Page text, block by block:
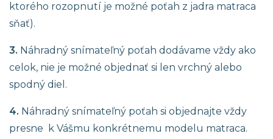
ktorého rozopnutí je možné poťah z jadra matraca
sňať).
3. Náhradný snímateľný poťah dodávame vždy ako
celok, nie je možné objednať si len vrchný alebo
spodný diel.
4. Náhradný snímateľný poťah si objednajte vždy
presne k Vášmu konkrétnemu modelu matraca.